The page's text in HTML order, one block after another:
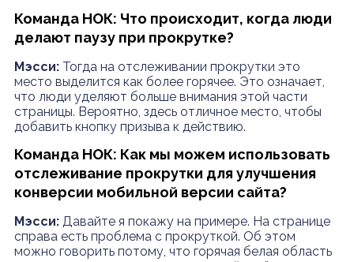
Команда НОК: Что происходит, когда люди
делают паузу при прокрутке?
Мэсси:Тогда на отслеживании прокрутки это
место выделится как более горячее. Это означает,
что люди уделяют больше внимания этой части
страницы. Вероятно, здесь отличное место, чтобы
добавить кнопку призыва к действию.
Команда НОК: Как мы можем использовать
отслеживание прокрутки для улучшения
конверсии мобильной версии сайта?
Мэсси:Давайте я покажу на примере. На странице
справа есть проблема с прокруткой. Об этом
можно говорить потому, что горячая белая область